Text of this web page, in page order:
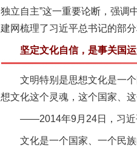
独立自主”这一重要论断，强调
建网梳理了习近平总书记的部
坚定文化自信，是事关国运
文明特别是思想文化是一个
想文化这个灵魂，这个国家、
——2014年9月24日，习近平
文化是一个国家、一个民族